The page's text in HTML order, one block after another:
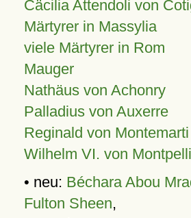
Cäcilia Attendoli von
Märtyrer in Massylia
viele Märtyrer in Rom
Mauger
Nathäus von Achonry
Palladius von Auxerre
Reginald von Montemarti
Wilhelm VI. von
• neu: Béchara Abou
Fulton Sheen,